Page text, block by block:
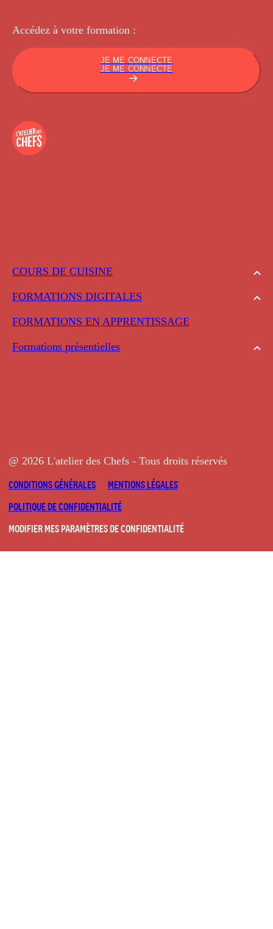
COURS DE CUISINE
FORMATIONS DIGITALES
FORMATIONS EN APPRENTISSAGE
Formations présentielles
Accédez à votre formation :
JE ME CONNECTE
JE ME CONNECTE
@ 2026 L'atelier des Chefs - Tous droits réservés
CONDITIONS GÉNÉRALES
MENTIONS LÉGALES
POLITIQUE DE CONFIDENTIALITÉ
MODIFIER MES PARAMÈTRES DE CONFIDENTIALITÉ